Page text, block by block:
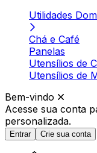
Utilidades
Chá e Café
Panelas
Utensílios de
Utensílios de
Bem-vindo
Acesse sua conta
personalizada.
Entrar Crie sua conta